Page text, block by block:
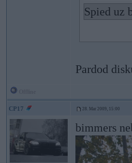
Spied uz
Pardod
CP17 28. Mar 2009, 15:00
bimmers